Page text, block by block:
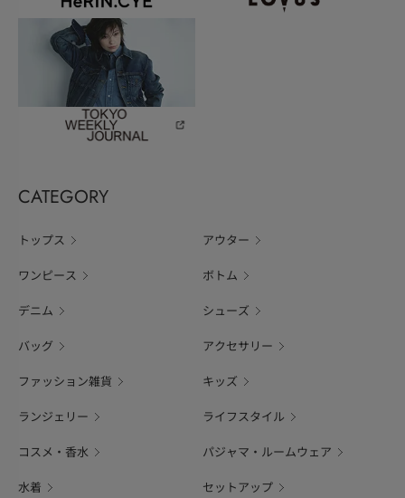
CATEGORY
トップス アウター
ワンピース ボトム
デニム シューズ
バッグ アクセサリー
ファッション雑貨 キッズ
ランジェリー ライフスタイル
コスメ・香水 パジャマ・ルームウェア
水着 セットアップ